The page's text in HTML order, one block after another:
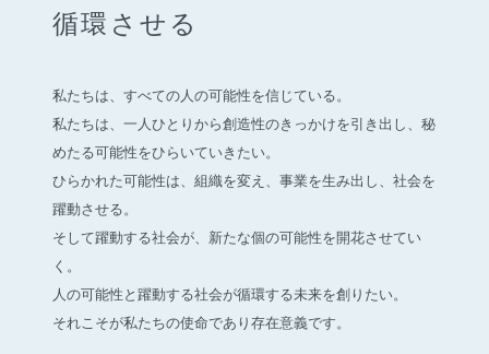
循環させる
私たちは、すべての人の可能性を信じている。
私たちは、一人ひとりから創造性のきっかけを引き出し、 秘
めたる可能性をひらいていきたい。
ひらかれた可能性は、組織を変え、事業を生み出し、社会を
躍動させる。
そして躍動する社会が、新たな個の可能性を開花させてい
く。
人の可能性と躍動する社会が循環する未来を創りたい。
それこそが私たちの使命であり存在意義です。